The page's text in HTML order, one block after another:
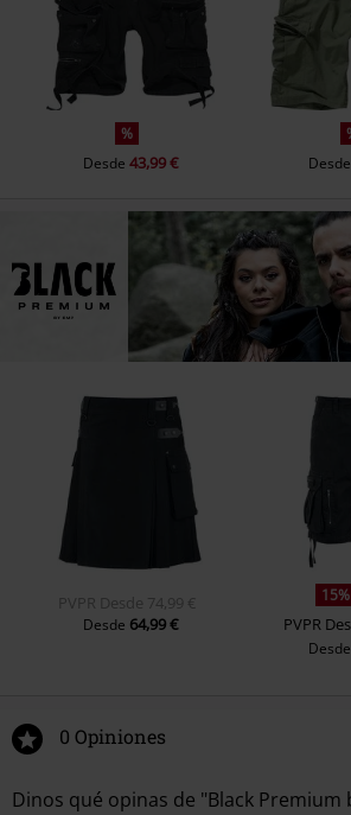
%
Desde 43,99 €
Desde
PVPR Desde 74,99 €
Desde 64,99 € PVPR
Desde
0 Opiniones
Dinos qué opinas de "Black Premium